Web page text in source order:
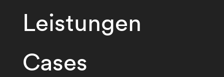
Leistungen
Cases